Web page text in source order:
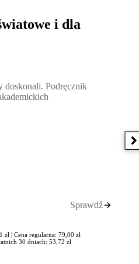
i dla
Podręcznik nauczycieli
doskonali. Podręcznik
Sprawdź
zł | Cena regularna: 79,00 zł
30 dniach: 53,72 zł